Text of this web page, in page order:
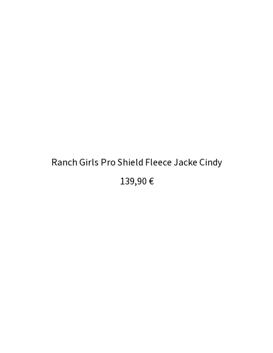
Ranch Girls Pro Shield Fleece Jacke Cindy
139,90 €